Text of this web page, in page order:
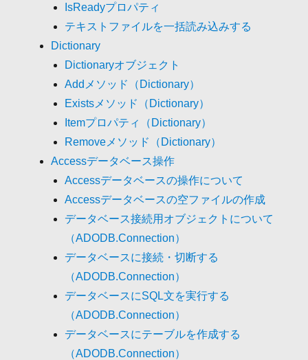
IsReadyプロパティ
テキストファイルを一括読み込みする
Dictionary
Dictionaryオブジェクト
Addメソッド（Dictionary）
Existsメソッド（Dictionary）
Itemプロパティ（Dictionary）
Removeメソッド（Dictionary）
Accessデータベース操作
Accessデータベースの操作について
Accessデータベースの空ファイルの作成
データベース接続用オブジェクトについて
（ADODB.Connection）
データベースに接続・切断する
（ADODB.Connection）
データベースにSQL文を実行する
（ADODB.Connection）
データベースにテーブルを作成する
（ADODB.Connection）